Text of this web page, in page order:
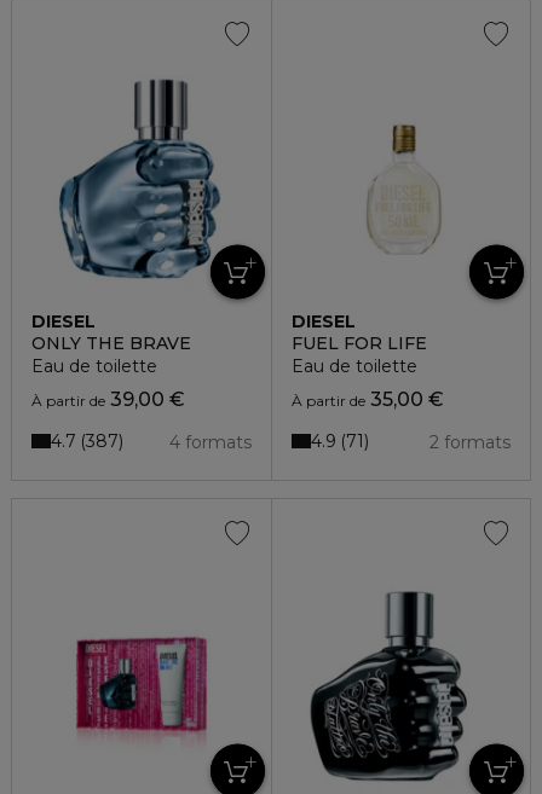
DIESEL
ONLY THE BRAVE
Eau de toilette
À partir de 39,00 €
4 formats
4.7 387
DIESEL
FUEL FOR LIFE
Eau de toilette
À partir de35,00 €
2 formats
4.9 71